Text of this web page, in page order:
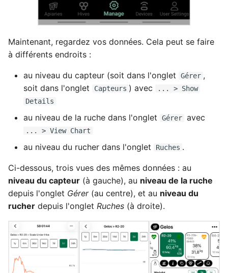
Maintenant, regardez vos données. Cela peut se faire
à différents endroits :
au niveau du capteur (soit dans l'onglet Gérer ,
soit dans l'onglet
Capteurs ) avec
... > Show
Details
au niveau de la ruche dans l'onglet Gérer avec
... > View Chart
au niveau du rucher dans l'onglet Ruches .
Ci-dessous, trois vues des mêmes données : au
niveau du capteur (à gauche), au niveau de la ruche
depuis l'onglet Gérer(au centre), et au niveau du
rucher depuis l'onglet Ruches (à droite).